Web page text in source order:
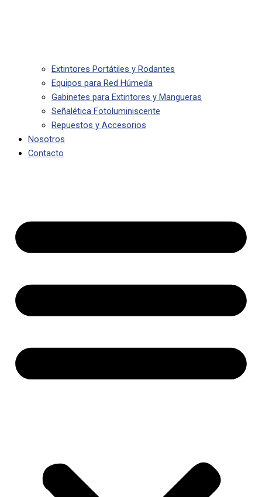
Extintores Portátiles y Rodantes
Equipos para Red Húmeda
Gabinetes para Extintores y Mangueras
Señalética Fotoluminiscente
Repuestos y Accesorios
Nosotros
Contacto